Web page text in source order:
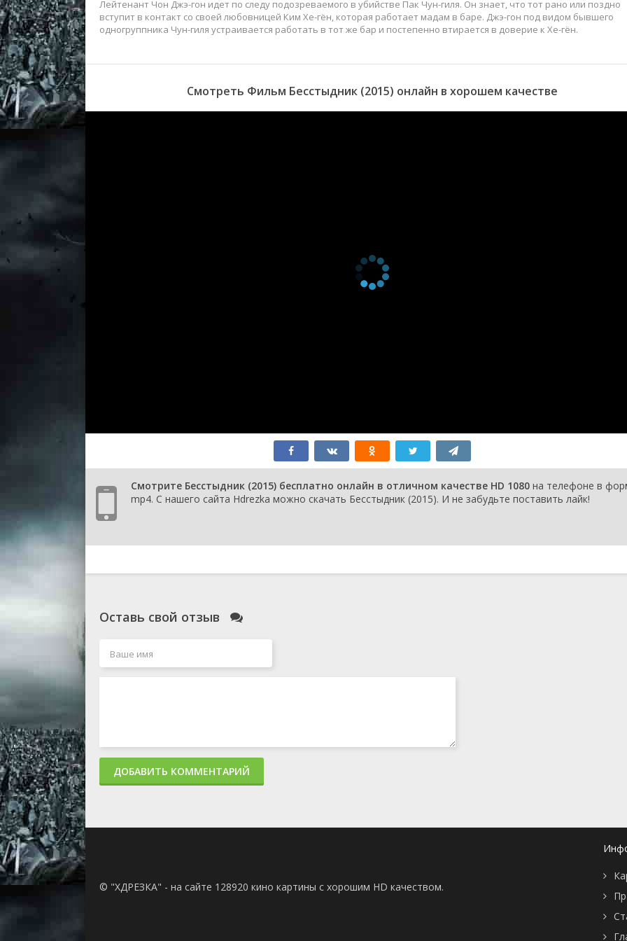
Лейтенант Чон Джэ-гон идет по следу подозреваемого в убийстве Пак Чун-гиля. Он знает, что тот рано или поздно
вступит в контакт со своей любовницей Ким Хе-гён, которая работает мадам в баре. Джэ-гон под видом бывшего
одногруппника Чун-гиля устраивается работать в тот же бар и постепенно втирается в доверие к Хе-гён.
Смотреть Фильм Бесстыдник (2015) онлайн в хорошем качестве
Смотрите Бесстыдник (2015) бесплатно онлайн в отличном качестве HD 1080 на телефоне в
mp4. С нашего сайта Hdrezka можно скачать Бесстыдник (2015). И не забудьте поставить лайк!
Оставь свой отзыв
ДОБАВИТЬ КОММЕНТАРИЙ
© "ХДРЕЗКА" - на сайте 128920 кино картины с хорошим HD качеством.